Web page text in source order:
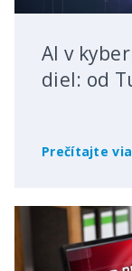
AI v
diel: od
Prečítajte